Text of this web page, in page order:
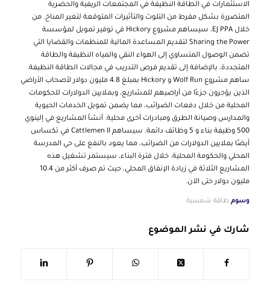
الاستثمارات في الطاقة النظيفة في المجتمعات الريفية والحضرية
المتضررة بشكل مفرط من التلوث والتأثيرات المتوقعة لتغير المناخ. من
خلال EJ PPA، سيساهم مشروع Hickory في توفير تمويل لمؤسسة
Sharing the Power لتقديم المساعدة المالية للمنظمات والقضايا التي
تضمن الوصول المتساوي إلى الهواء النقي والمياه النظيفة والطاقة
المتجددة، بالإضافة إلى تقديم فرص التدريب في مجالات الطاقة النظيفة.
ساهم مشروع Wolf Run و Hickory بمبلغ 4.8 مليون دولار لأصحاب الأراضي
الذين يؤجرون جزءًا من أراضيهم للمشاريع، وبملايين الدولارات للحكومات
المحلية من خلال دفعات الضرائب، مما يضمن تمويل الخدمات الحيوية
والمدارس وصيانة الطرق ومبادرات أخرى محلية. أنشأ المشاريع في إلينوي
500 وظيفة بناء و 5 وظائف دائمة. سيساهم Cattlemen II في تكساس
أيضًا بملايين الدولارات من الضرائب، مما يعود بالنفع على حي المدرسة
المحلي والحكومة المحلية. خلال فترة البناء، سيستمر تشغيل هذه
المشاريع الثلاثة في زيادة الإنفاق المحلي، حيث تم صرف أكثر من 10.4
مليون دولار حتى الآن.
وسوم طاقة شمسية
شارك في نشر الموضوع